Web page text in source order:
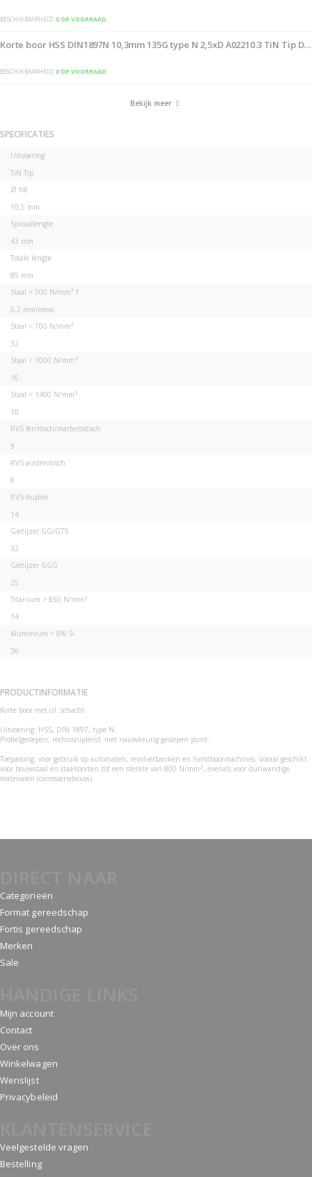
BESCHIKBAARHEID:0 OP VOORRAAD
Korte boor HSS DIN1897N 10,3mm 135G type N 2,5xD A02210.3 TiN Tip
BESCHIKBAARHEID:0 OP VOORRAAD
Bekijk meer
PRODUCTINFORMATIE
Korte boor met cil. schacht
Uitvoering: HSS, DIN 1897, type N.
Profielgeslepen, rechtssnijdend, met nauwkeurig geslepen punt.
Toepassing: voor gebruik op automaten, revolverbanken en handboormachines. Vooral geschikt
voor bouwstaal en staalsoorten tot een sterkte van 800 N/mm², evenals voor dunwandige
materialen (carrosseriebouw).
SPECIFICATIES
Specificaties
Uitvoering
TiN Tip
Ø h8
10,5 mm
Spiraallengte
43 mm
Totale lengte
89 mm
Staal < 700 N/mm² f
0,2 mm/omw.
Staal < 700 N/mm²
32
Staal < 1000 N/mm²
16
Staal < 1400 N/mm²
10
RVS ferritisch/martensitisch
9
RVS austenitisch
8
RVS duplex
14
Gietijzer GG/GTS
32
Gietijzer GGG
25
Titanium > 850 N/mm²
14
Aluminium < 8% Si
36
Categorieën
Format gereedschap
Fortis gereedschap
Merken
Sale
Mijn account
Contact
Over ons
Winkelwagen
Wenslijst
Privacybeleid
Veelgestelde vragen
Bestelling